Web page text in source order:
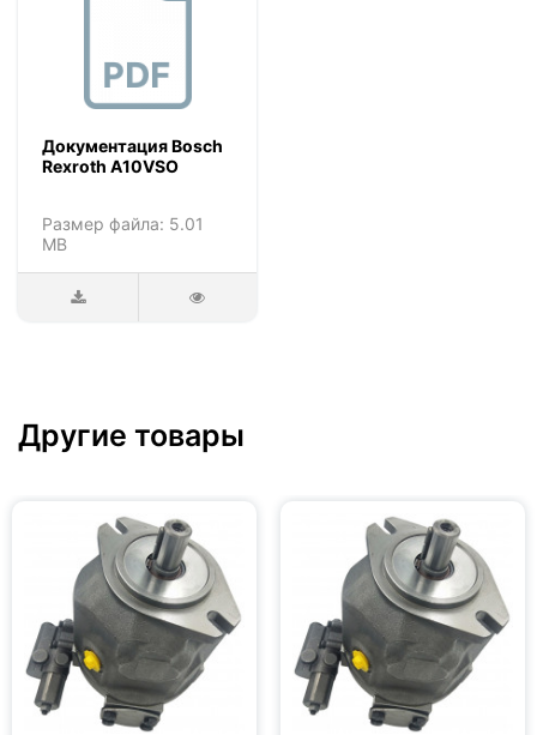
Документация Bosch
Rexroth A10VSO
Размер файла: 5.01
MB
Другие товары